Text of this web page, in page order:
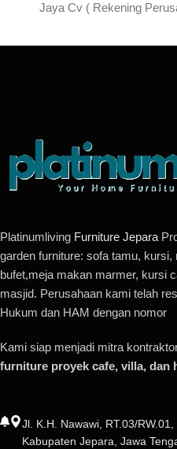
Jaya Cv ( Rekening
Platinumliving Furniture Jepara
garden furniture: sofa tamu,
bufet,meja makan marmer, kursi
masjid. Perusahaan kami telah
Hukum dan HAM dengan nomor
Kami siap menjadi mitra
furniture proyek cafe, villa, dan
Jl. K.H. Nawawi, RT.03/
Kabupaten Jepara, Jawa